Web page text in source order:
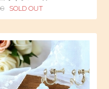
SOLD OUT